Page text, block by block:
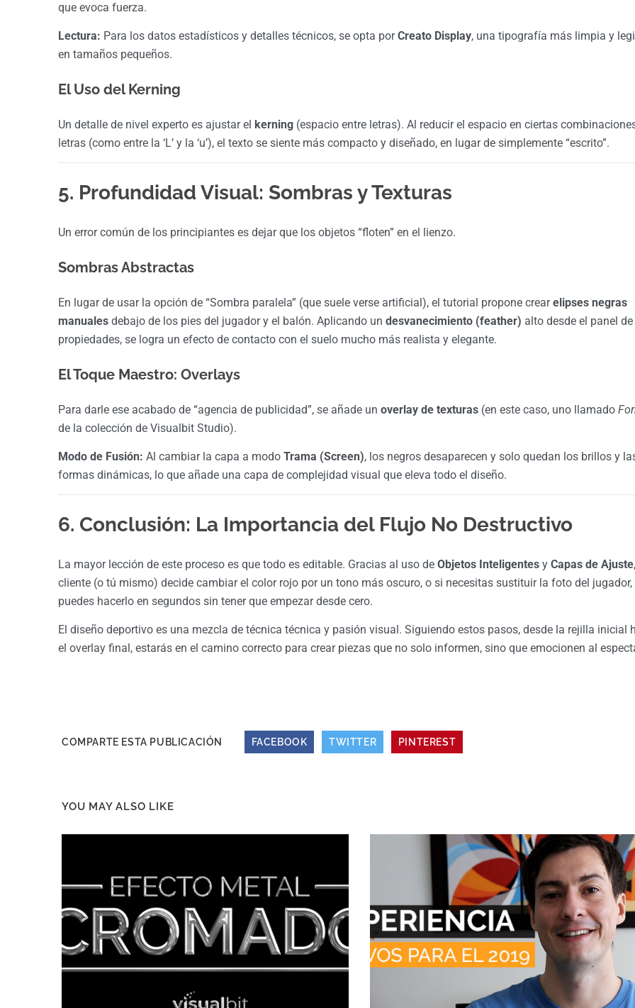
que evoca fuerza.
Lectura: Para los datos estadísticos y detalles técnicos, se opta porCreato Display, una tipografía más limpia y
en tamaños pequeños.
El Uso del Kerning
Un detalle de nivel experto es ajustar el kerning (espacio entre letras). Al reducir el espacio en ciertas
letras (como entre la ‘L’ y la ‘u’), el texto se siente más compacto y diseñado, en lugar de simplemente “escrito”.
5. Profundidad Visual: Sombras y Texturas
Un error común de los principiantes es dejar que los objetos “floten” en el lienzo.
Sombras Abstractas
En lugar de usar la opción de “Sombra paralela” (que suele verse artificial), el tutorial propone crearelipses negras
manuales debajo de los pies del jugador y el balón. Aplicando un desvanecimiento (feather) alto desde el panel de
propiedades, se logra un efecto de contacto con el suelo mucho más realista y elegante.
El Toque Maestro: Overlays
Para darle ese acabado de “agencia de publicidad”, se añade un overlay de texturas (en este caso, uno llamado
de la colección de Visualbit Studio).
Modo de Fusión: Al cambiar la capa a modo Trama (Screen), los negros desaparecen y solo quedan los brillos y
formas dinámicas, lo que añade una capa de complejidad visual que eleva todo el diseño.
6. Conclusión: La Importancia del Flujo No Destructivo
La mayor lección de este proceso es que todo es editable. Gracias al uso de Objetos Inteligentes y Capas de Ajuste
cliente (o tú mismo) decide cambiar el color rojo por un tono más oscuro, o si necesitas sustituir la foto del jugador,
puedes hacerlo en segundos sin tener que empezar desde cero.
El diseño deportivo es una mezcla de técnica técnica y pasión visual. Siguiendo estos pasos, desde la rejilla inicial
el overlay final, estarás en el camino correcto para crear piezas que no solo informen, sino que emocionen al
COMPARTE ESTA PUBLICACIÓN FACEBOOK TWITTER PINTEREST
YOU MAY ALSO LIKE